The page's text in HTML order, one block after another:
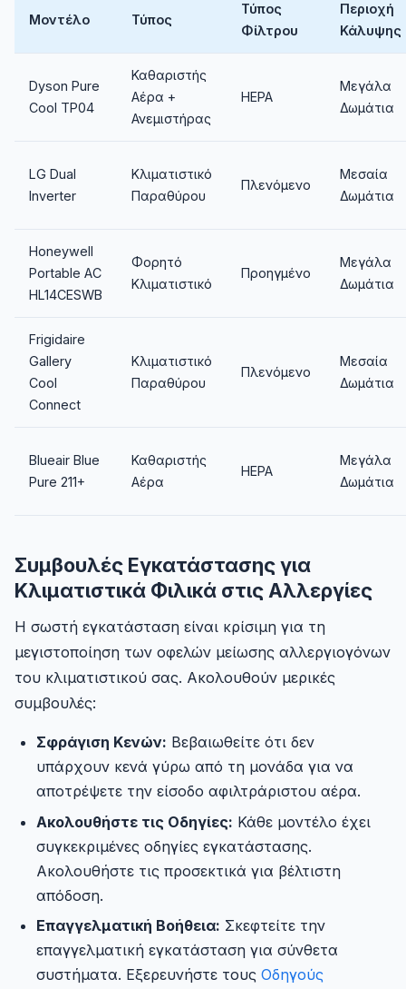
Μοντέλο Τύπος
Τύπος
Φίλτρου
Περιοχή
Κάλυψης
Dyson Pure
Cool TP04
Καθαριστής
Αέρα +
Ανεμιστήρας
HEPA
Μεγάλα
Δωμάτια
LG Dual
Inverter
Κλιματιστικό
Παραθύρου
Πλενόμενο
Μεσαία
Δωμάτια
Honeywell
Portable AC
HL14CESWB
Φορητό
Κλιματιστικό
Προηγμένο
Μεγάλα
Δωμάτια
Frigidaire
Gallery
Cool
Connect
Κλιματιστικό
Παραθύρου
Πλενόμενο
Μεσαία
Δωμάτια
Blueair Blue
Pure 211+
Καθαριστής
Αέρα
HEPA
Μεγάλα
Δωμάτια
Συμβουλές Εγκατάστασης για
Κλιματιστικά Φιλικά στις Αλλεργίες
Η σωστή εγκατάσταση είναι κρίσιμη για τη
μεγιστοποίηση των οφελών μείωσης αλλεργιογόνων
του κλιματιστικού σας. Ακολουθούν μερικές
συμβουλές:
Σφράγιση Κενών: Βεβαιωθείτε ότι δεν
υπάρχουν κενά γύρω από τη μονάδα για να
αποτρέψετε την είσοδο αφιλτράριστου αέρα.
Ακολουθήστε τις Οδηγίες: Κάθε μοντέλο έχει
συγκεκριμένες οδηγίες εγκατάστασης.
Ακολουθήστε τις προσεκτικά για βέλτιστη
απόδοση.
Επαγγελματική Βοήθεια: Σκεφτείτε την
επαγγελματική εγκατάσταση για σύνθετα
συστήματα. Εξερευνήστε τους Οδηγούς